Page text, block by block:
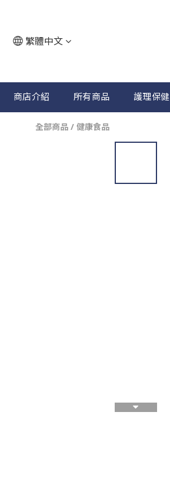
繁體中文
商店介紹 所有商品 護理保健
全部商品 / 健康食品